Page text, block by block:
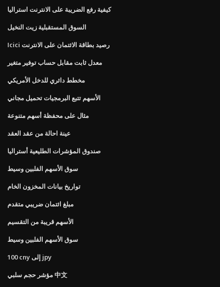
كيفية رفع الضريبة على الانترنت استراليا
السوق المستقبلية زيت النخيل
Icici رصيد بطاقة الائتمان على الانترنت
معدل ثابت مقابل حساب توفير متغير
مخطط دائري للدخل الأمريكي
الأسهم تتبع البرمجيات تحميل مجاني
مثال على محفظة أسهم متنوعة
عينة احالة من عقد العقد
صندوق المؤشرات الطليعية أستراليا
سوق الأسهم الفلبين وسيط
تواريخ بيانات المخزون الخام
مبلغ ائتمان ضريبي متقدم
الأسهم قريبة من التقسيم
سوق الأسهم الفلبين وسيط
100 cny إلى jpy
مؤشر حجم سلبي 中文